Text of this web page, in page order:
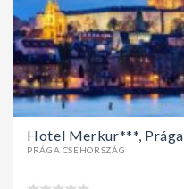
Hotel Merkur***, Prága
PRÁGA CSEHORSZÁG